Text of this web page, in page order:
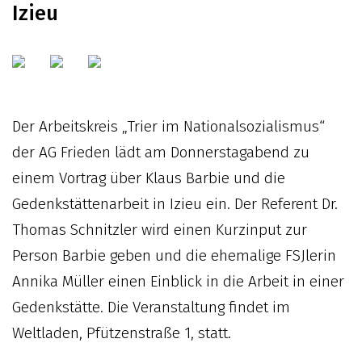
Izieu
Der Arbeitskreis „Trier im Nationalsozialismus“
der AG Frieden lädt am Donnerstagabend zu
einem Vortrag über Klaus Barbie und die
Gedenkstättenarbeit in Izieu ein. Der Referent Dr.
Thomas Schnitzler wird einen Kurzinput zur
Person Barbie geben und die ehemalige FSJlerin
Annika Müller einen Einblick in die Arbeit in einer
Gedenkstätte. Die Veranstaltung findet im
Weltladen, Pfützenstraße 1, statt.